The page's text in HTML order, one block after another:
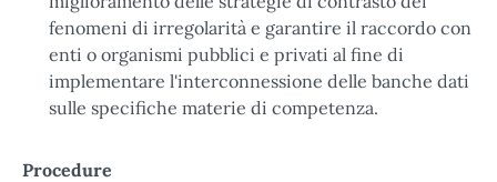
fenomeni di irregolarità e garantire il raccordo con
enti o organismi pubblici e privati al fine di
implementare l'interconnessione delle banche dati
sulle specifiche materie di competenza.
Procedure